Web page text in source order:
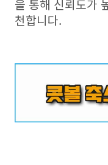
을 통해 신뢰도가
천합니다.